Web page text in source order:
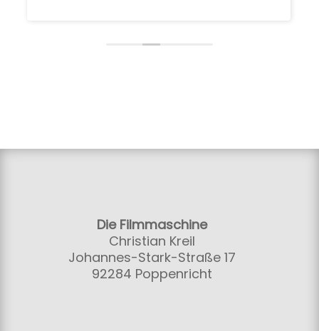
Die Filmmaschine
Christian Kreil
Johannes-Stark-Straße 17
92284 Poppenricht